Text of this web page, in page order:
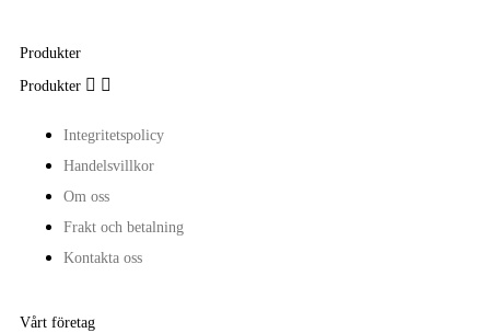
Produkter
Produkter  
Integritetspolicy
Handelsvillkor
Om oss
Frakt och betalning
Kontakta oss
Vårt företag